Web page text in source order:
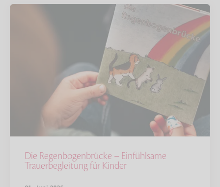
Die Regenbogenbrücke – Einfühlsame
Trauerbegleitung für Kinder